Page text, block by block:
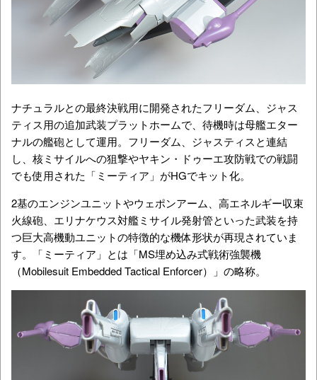
ナチュラルとの最終決戦用に開発されたフリーダム、ジャス
ティス用の追加武装プラットホームで、待機時は母艦エター
ナルの艦砲として運用。フリーダム、ジャスティスと連結
し、核ミサイルへの狙撃やヤキン・ドゥーエ攻防戦での戦闘
でも使用された「ミーティア」がHGでキット化。
2基のエンジンユニットやウェポンアーム、 高エネルギー収束
火線砲、エリナケウス対艦ミサイル発射管といった武装を持
つ巨大高機動ユニットの特徴的な機体形状が再現されていま
す。「ミーティア」とは「MS埋め込み式戦術強襲機
（Mobilesuit Embedded Tactical Enforcer）」の略称。